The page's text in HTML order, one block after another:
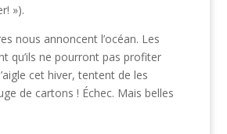
»).
nous annoncent l’océan. Les
qu’ils ne pourront pas profiter
cet hiver, tentent de les
de cartons ! Échec. Mais belles